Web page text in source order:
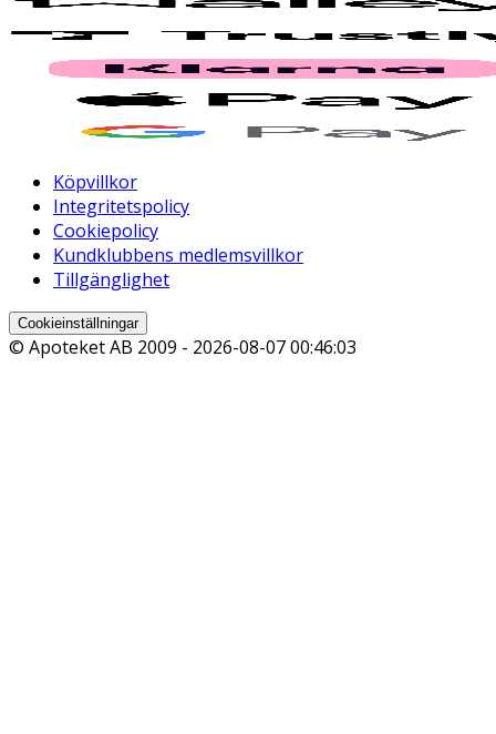
Köpvillkor
Integritetspolicy
Cookiepolicy
Kundklubbens medlemsvillkor
Tillgänglighet
Cookieinställningar
© Apoteket AB 2009 - 2026-08-07 00:46:03